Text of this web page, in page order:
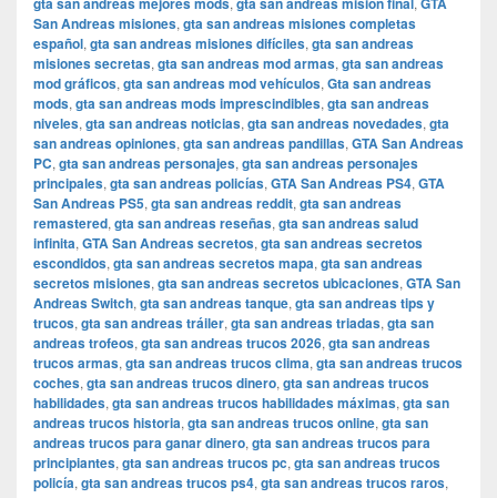
San Andreas misiones, gta san andreas misiones completas
español, gta san andreas misiones difíciles, gta san andreas
misiones secretas, gta san andreas mod armas, gta san andreas
mod gráficos, gta san andreas mod vehículos, Gta san andreas
mods, gta san andreas mods imprescindibles, gta san andreas
niveles, gta san andreas noticias, gta san andreas novedades, gta
san andreas opiniones, gta san andreas pandillas, GTA San Andreas
PC, gta san andreas personajes, gta san andreas personajes
principales, gta san andreas policías, GTA San Andreas PS4, GTA
San Andreas PS5, gta san andreas reddit, gta san andreas
remastered, gta san andreas reseñas, gta san andreas salud
infinita, GTA San Andreas secretos, gta san andreas secretos
escondidos, gta san andreas secretos mapa, gta san andreas
secretos misiones, gta san andreas secretos ubicaciones, GTA San
Andreas Switch, gta san andreas tanque, gta san andreas tips y
trucos, gta san andreas tráiler, gta san andreas triadas, gta san
andreas trofeos, gta san andreas trucos 2026, gta san andreas
trucos armas, gta san andreas trucos clima, gta san andreas trucos
coches, gta san andreas trucos dinero, gta san andreas trucos
habilidades, gta san andreas trucos habilidades máximas, gta san
andreas trucos historia, gta san andreas trucos online, gta san
andreas trucos para ganar dinero, gta san andreas trucos para
principiantes, gta san andreas trucos pc, gta san andreas trucos
policía, gta san andreas trucos ps4, gta san andreas trucos raros,